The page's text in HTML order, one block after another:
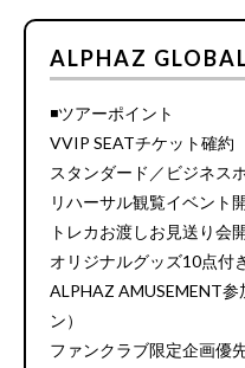
ALPHAZ
◾️ツアーポイント
VVIP SEATチケット確約
スタンダード／ビジネス
リハーサル観覧イベント
トレカお渡しお見送り会
オリジナルグッズ10点付
ALPHAZ AMUSEMENT
ン）
ファンクラブ限定企画優